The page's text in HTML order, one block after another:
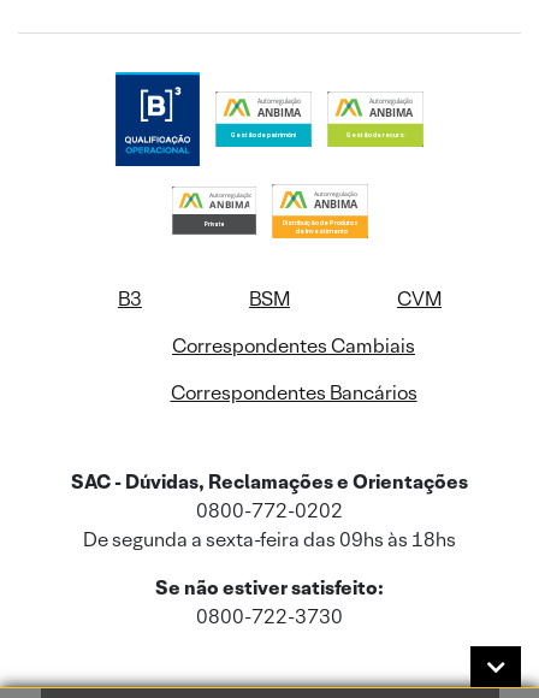
B3 BSM
CVM
Correspondentes Cambiais
Correspondentes Bancários
SAC - Dúvidas, Reclamações e Orientações
0800-772-0202
De segunda a sexta-feira das 09hs às 18hs
Se não estiver satisfeito:
0800-722-3730